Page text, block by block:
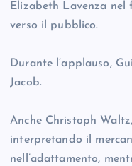
Elizabeth Lavenza
verso il pubblico.
Durante l’applauso,
Jacob.
Anche Christoph
interpretando il
nell’adattamento,